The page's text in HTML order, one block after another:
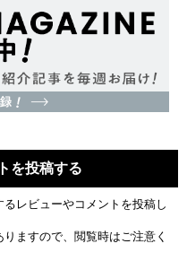
を投稿する
レビューやコメントを投稿し
ますので、閲覧時はご注意く